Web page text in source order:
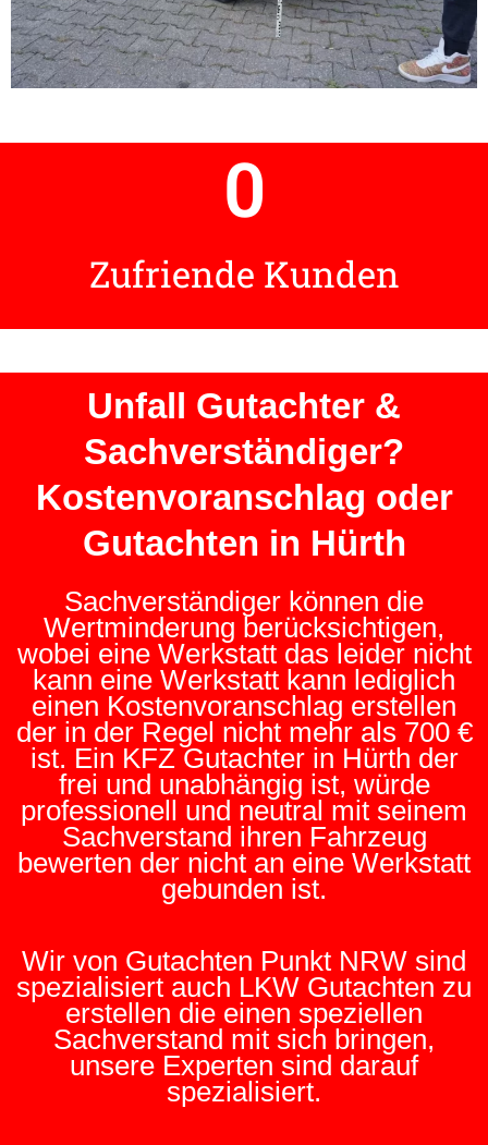
Zufriende Kunden
0
Unfall Gutachter &
Sachverständiger?
Kostenvoranschlag oder
Gutachten in Hürth
Sachverständiger können die
Wertminderung berücksichtigen,
wobei eine Werkstatt das leider nicht
kann eine Werkstatt kann lediglich
einen Kostenvoranschlag erstellen
der in der Regel nicht mehr als 700 €
ist. Ein KFZ Gutachter in Hürth der
frei und unabhängig ist, würde
professionell und neutral mit seinem
Sachverstand ihren Fahrzeug
bewerten der nicht an eine Werkstatt
gebunden ist.
Wir von Gutachten Punkt NRW sind
spezialisiert auch LKW Gutachten zu
erstellen die einen speziellen
Sachverstand mit sich bringen,
unsere Experten sind darauf
spezialisiert.